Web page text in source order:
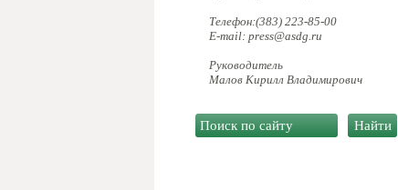
Телефон:(383) 223-85-00
E-mail: press@asdg.ru
Руководитель
Малов Кирилл Владимирович